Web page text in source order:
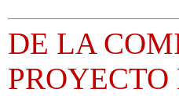
DE LA